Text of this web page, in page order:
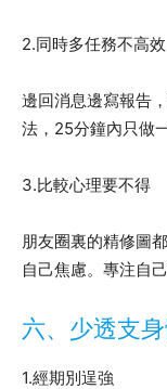
2.同時多任務不高效
邊回消息邊寫報告
法，25分鐘內只做
3.比較心理要不得
朋友圈裏的精修圖
自己焦慮。專注自
六、少透支
1.經期別逞強